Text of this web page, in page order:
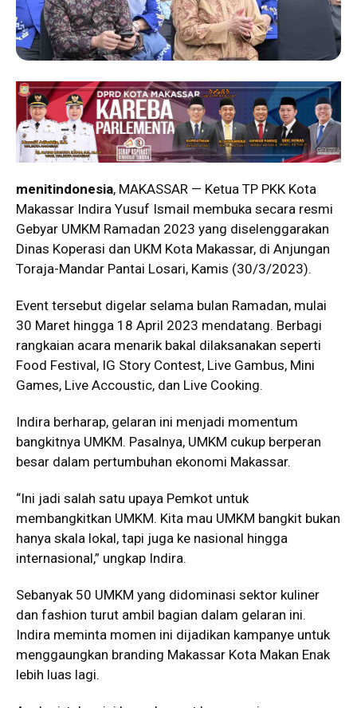
menitindonesia, MAKASSAR — Ketua TP PKK Kota
Makassar Indira Yusuf Ismail membuka secara resmi
Gebyar UMKM Ramadan 2023 yang diselenggarakan
Dinas Koperasi dan UKM Kota Makassar, di Anjungan
Toraja-Mandar Pantai Losari, Kamis (30/3/2023).
Event tersebut digelar selama bulan Ramadan, mulai
30 Maret hingga 18 April 2023 mendatang. Berbagi
rangkaian acara menarik bakal dilaksanakan seperti
Food Festival, IG Story Contest, Live Gambus, Mini
Games, Live Accoustic, dan Live Cooking.
Indira berharap, gelaran ini menjadi momentum
bangkitnya UMKM. Pasalnya, UMKM cukup berperan
besar dalam pertumbuhan ekonomi Makassar.
“Ini jadi salah satu upaya Pemkot untuk
membangkitkan UMKM. Kita mau UMKM bangkit bukan
hanya skala lokal, tapi juga ke nasional hingga
internasional,” ungkap Indira.
Sebanyak 50 UMKM yang didominasi sektor kuliner
dan fashion turut ambil bagian dalam gelaran ini.
Indira meminta momen ini dijadikan kampanye untuk
menggaungkan branding Makassar Kota Makan Enak
lebih luas lagi.